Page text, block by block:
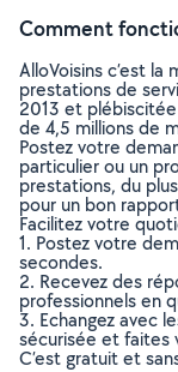
Comment
AlloVoisins c’est
prestations de
2013 et
de 4,5 millions de
Postez votre
particulier ou un
prestations, du
pour un bon
Facilitez votre
1. Postez votre
secondes.
2. Recevez des
professionnels en
3. Echangez avec
sécurisée et faites
C’est gratuit et